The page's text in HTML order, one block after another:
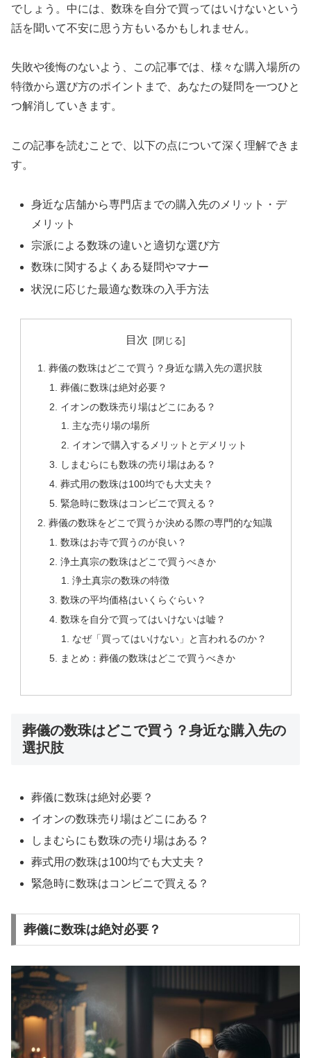
でしょう。中には、数珠を自分で買ってはいけないという
話を聞いて不安に思う方もいるかもしれません。
失敗や後悔のないよう、この記事では、様々な購入場所の
特徴から選び方のポイントまで、あなたの疑問を一つひと
つ解消していきます。
この記事を読むことで、以下の点について深く理解できま
す。
身近な店舗から専門店までの購入先のメリット・デ
メリット
宗派による数珠の違いと適切な選び方
数珠に関するよくある疑問やマナー
状況に応じた最適な数珠の入手方法
目次
葬儀の数珠はどこで買う？身近な購入先の選択肢
葬儀に数珠は絶対必要？
イオンの数珠売り場はどこにある？
主な売り場の場所
イオンで購入するメリットとデメリット
しまむらにも数珠の売り場はある？
葬式用の数珠は100均でも大丈夫？
緊急時に数珠はコンビニで買える？
葬儀の数珠をどこで買うか決める際の専門的な知識
数珠はお寺で買うのが良い？
浄土真宗の数珠はどこで買うべきか
浄土真宗の数珠の特徴
数珠の平均価格はいくらぐらい？
数珠を自分で買ってはいけないは嘘？
なぜ「買ってはいけない」と言われるのか？
まとめ：葬儀の数珠はどこで買うべきか
葬儀の数珠はどこで買う？身近な購入先の
選択肢
葬儀に数珠は絶対必要？
イオンの数珠売り場はどこにある？
しまむらにも数珠の売り場はある？
葬式用の数珠は100均でも大丈夫？
緊急時に数珠はコンビニで買える？
葬儀に数珠は絶対必要？